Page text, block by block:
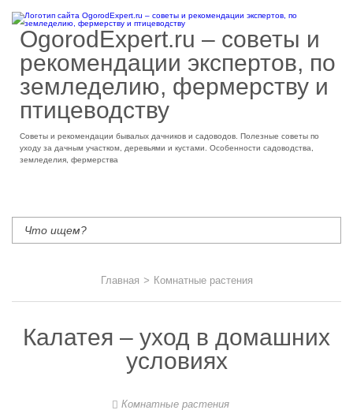
OgorodExpert.ru – cоветы и
рекомендации экспертов, по
земледелию, фермерству и
птицеводству
Советы и рекомендации бывалых дачников и садоводов. Полезные советы по
уходу за дачным участком, деревьями и кустами. Особенности садоводства,
земледелия, фермерства
Главная > Комнатные растения
Калатея – уход в домашних
условиях
Комнатные растения